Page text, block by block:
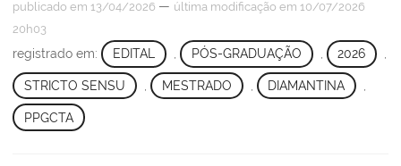
publicado em 13/04/2026 — última modificação em 10/07/2026
20h03
registrado em: EDITAL PÓS-GRADUAÇÃO 2026
STRICTO SENSU MESTRADO DIAMANTINA
PPGCTA